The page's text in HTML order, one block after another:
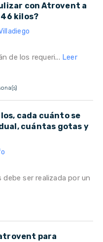
con Atrovent a
46 kilos?
de los requeri... Leer
cada cuánto se
cuántas gotas y
ser realizada por un
para